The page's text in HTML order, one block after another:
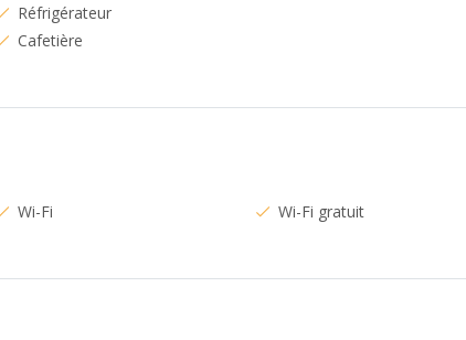
Réfrigérateur
Cafetière
Wi-Fi Wi-Fi gratuit